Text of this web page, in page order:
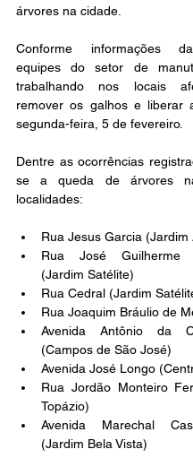
árvores na cidade.
Conforme informações
equipes do setor de
trabalhando nos locais
remover os galhos e liberar
segunda-feira, 5 de fevereiro.
Dentre as ocorrências
se a queda de árvores
localidades:
Rua Jesus Garcia (Jardim
Rua José Guilherme
(Jardim Satélite)
Rua Cedral (Jardim
Rua Joaquim Bráulio de
Avenida Antônio da
(Campos de São José)
Avenida José Longo
Rua Jordão Monteiro
Topázio)
Avenida Marechal
(Jardim Bela Vista)